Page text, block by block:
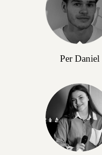
Per Daniel